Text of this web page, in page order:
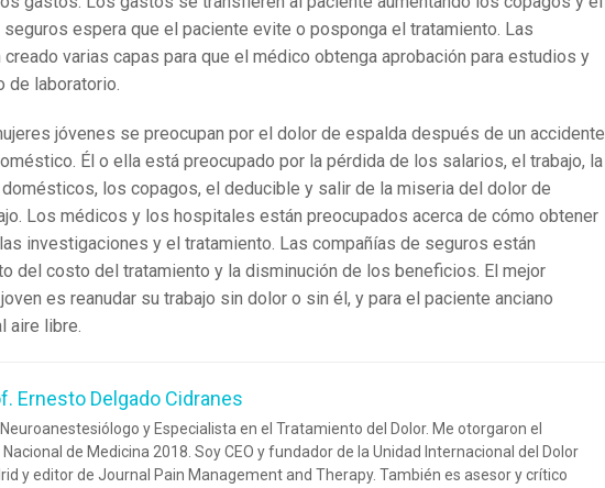
espera que el paciente evite o posponga el tratamiento. Las
varias capas para que el médico obtenga aprobación para estudios y
de laboratorio.
jóvenes se preocupan por el dolor de espalda después de un accidente
Él o ella está preocupado por la pérdida de los salarios, el trabajo, la
los copagos, el deducible y salir de la miseria del dolor de
Los médicos y los hospitales están preocupados acerca de cómo obtener
investigaciones y el tratamiento. Las compañías de seguros están
del costo del tratamiento y la disminución de los beneficios. El mejor
es reanudar su trabajo sin dolor o sin él, y para el paciente anciano
aire libre.
Ernesto Delgado Cidranes
y Especialista en el Tratamiento del Dolor. Me otorgaron el
Nacional de Medicina 2018. Soy CEO y fundador de la Unidad Internacional del Dolor
y editor de Journal Pain Management and Therapy. También es asesor y crítico